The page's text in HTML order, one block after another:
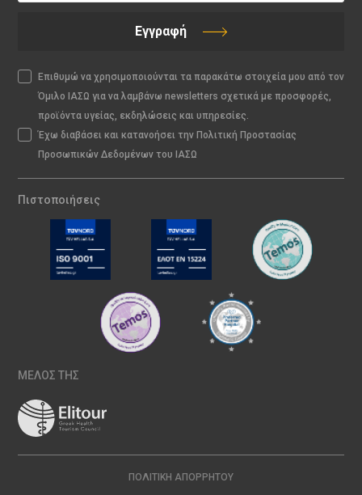
Εγγραφή
Επιθυμώ να χρησιμοποιούνται τα παρακάτω στοιχεία μου από τον
Όμιλο ΙΑΣΩ για να λαμβάνω newsletters σχετικά με προσφορές,
προϊόντα υγείας, εκδηλώσεις και υπηρεσίες.
Έχω διαβάσει και κατανοήσει την Πολιτική Προστασίας
Προσωπικών Δεδομένων του ΙΑΣΩ
Πιστοποιήσεις
ΜΕΛΟΣ ΤΗΣ
ΠΟΛΙΤΙΚΉ ΑΠΟΡΡΉΤΟΥ